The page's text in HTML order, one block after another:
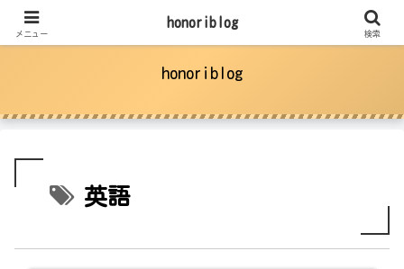
子育てで気になったことを調べてみた
honoriblog
英語
メニュー
honoriblog
検索